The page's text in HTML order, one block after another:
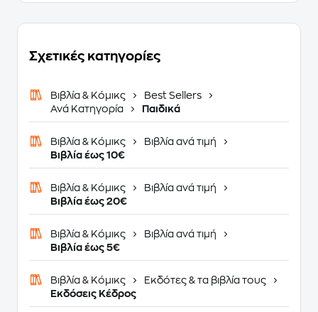
Σχετικές κατηγορίες
Βιβλία & Κόμικς
Best Sellers
Ανά Κατηγορία
Παιδικά
Βιβλία & Κόμικς
Βιβλία ανά τιμή
Βιβλία έως 10€
Βιβλία & Κόμικς
Βιβλία ανά τιμή
Βιβλία έως 20€
Βιβλία & Κόμικς
Βιβλία ανά τιμή
Βιβλία έως 5€
Βιβλία & Κόμικς
Εκδότες & τα βιβλία τους
Εκδόσεις Κέδρος